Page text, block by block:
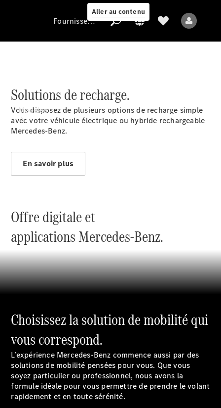
Aller au contenu
Protection des
données
Modèles
Modèles électriques
Modèles Plug-in Hybrid
Berline
Tous les
Berlines
CLA
Électrique
CLA
Classe C
Berline
Classe
Fournisseur / Protection des données
Solutions de recharge.
Vous disposez de plusieurs options de recharge simple
avec votre véhicule électrique ou hybride rechargeable
Mercedes-Benz.
En savoir plus
Offre digitale et
applications Mercedes-Benz.
Choisissez la solution de mobilité qui
vous correspond.
L’expérience Mercedes-Benz commence aussi par des
solutions de mobilité pensées pour vous. Que vous
soyez particulier ou professionnel, nous avons la
formule idéale pour vous permettre de prendre le volant
rapidement et en toute sérénité.